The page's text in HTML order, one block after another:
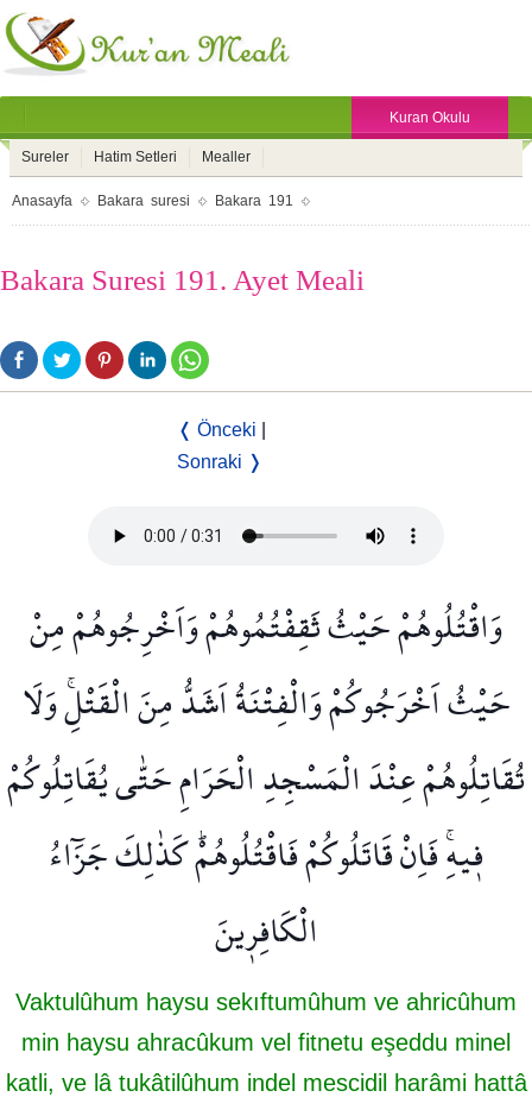
Kuran Okulu
Sureler Hatim Setleri Mealler
Anasayfa Bakara suresi Bakara 191
Bakara Suresi 191. Ayet Meali
❬ Önceki
Sonraki ❭
وَاقْتُلُوهُمْ حَيْثُ ثَقِفْتُمُوهُمْ وَاَخْرِجُوهُمْ مِنْ
حَيْثُ اَخْرَجُوكُمْ وَالْفِتْنَةُ اَشَدُّ مِنَ الْقَتْلِۚ وَلَا
تُقَاتِلُوهُمْ عِنْدَ الْمَسْجِدِ الْحَرَامِ حَتّٰى يُقَاتِلُوكُمْ
ف۪يهِۚ فَاِنْ قَاتَلُوكُمْ فَاقْتُلُوهُمْۜ كَذٰلِكَ جَزَٓاءُ
الْكَافِر۪ينَ
Vaktulûhum haysu sekıftumûhum ve ahricûhum
min haysu ahracûkum vel fitnetu eşeddu minel
katli, ve lâ tukâtilûhum indel mescidil harâmi hattâ